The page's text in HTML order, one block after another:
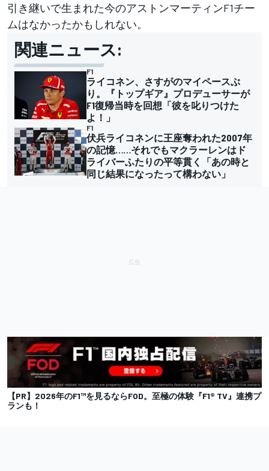
引き継いで生まれた今のアストンマーティンF1チー
ムはなかったかもしれない。
関連ニュース:
F1
ライコネン、さすがのマイペースぶ
り。『トップギア』プロデューサーが
F1復帰当時を回想「彼を叱りつけた
よ！」
F1
伏兵ライコネンに王座奪われた2007年
の記憶……それでもマクラーレンはド
ライバーふたりの平等貫く「あの時と
同じ結果になったって構わない」
【PR】2026年のF1™を見るならFOD。至極の体験『F1® TV』連携プ
ランも！